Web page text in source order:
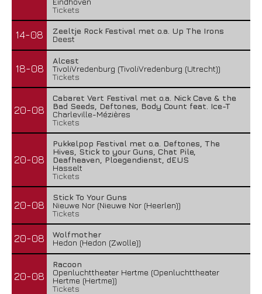
Tickets
14-08
Zeeltje Rock Festival met o.a. Up The Irons
Deest
18-08
Alcest
TivoliVredenburg (TivoliVredenburg (Utrecht))
Tickets
20-08
Cabaret Vert Festival met o.a. Nick Cave & the
Bad Seeds, Deftones, Body Count feat. Ice-T
Charleville-Mézières
Tickets
20-08
Pukkelpop Festival met o.a. Deftones, The
Hives, Stick to your Guns, Chat Pile,
Deafheaven, Ploegendienst, dEUS
Hasselt
Tickets
20-08
Stick To Your Guns
Nieuwe Nor (Nieuwe Nor (Heerlen))
Tickets
20-08
Wolfmother
Hedon (Hedon (Zwolle))
20-08
Racoon
Openluchttheater Hertme (Openluchttheater
Hertme (Hertme))
Tickets